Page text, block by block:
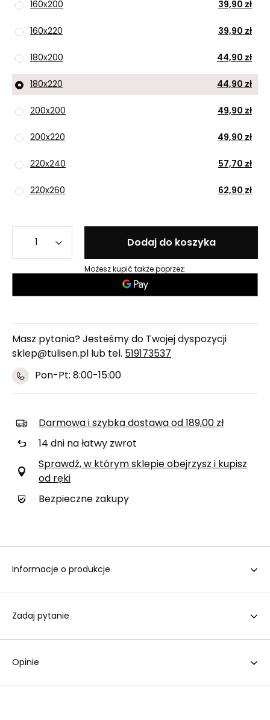
160x200 39,90 zł
160x220 39,90 zł
180x200 44,90 zł
180x220 44,90 zł
200x200 49,90 zł
200x220 49,90 zł
220x240 57,70 zł
220x260 62,90 zł
Dodaj do koszyka
Możesz kupić także poprzez:
Masz pytania? Jesteśmy do Twojej dyspozycji
sklep@tulisen.pl lub tel. 519173537
Pon-Pt: 8:00-15:00
Darmowa i szybka dostawa od 189,00 zł
14 dni na łatwy zwrot
Sprawdź, w którym sklepie obejrzysz i kupisz
od ręki
Bezpieczne zakupy
Informacje o produkcje
Zadaj pytanie
Opinie